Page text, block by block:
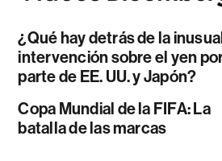
¿Qué hay detrás de la
intervención sobre el yen
parte de EE. UU. y Japón?
Copa Mundial de la FIFA: La
batalla de las marcas